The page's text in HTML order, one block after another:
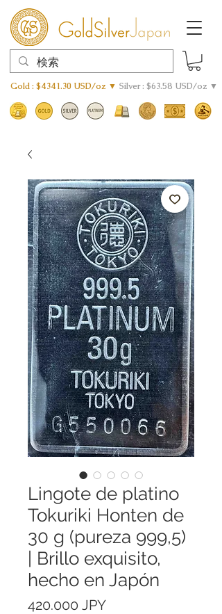
Gold : $4341.30 USD/oz ▼ Silver : $63.58 USD/oz ▼
Lingote de platino
Tokuriki Honten de
30 g (pureza 999,5)
| Brillo exquisito,
hecho en Japón
420.000 JPYPrecio